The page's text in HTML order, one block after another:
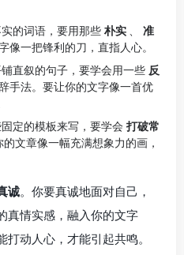
的词语，要用那些 朴实
准
像一把锋利的刀，直指人心。
直叙的句子，要学会用一些 反
手法。要让你的文字像一首优
定的模板来写，要学会 打破常
的文章像一幅充满想象力的画，
诚。你要真诚地面对自己，
真情实感，融入你的文字
动人心，才能引起共鸣。